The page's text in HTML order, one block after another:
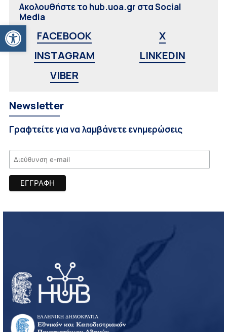
Ανοίξτε τη γραμμή εργαλείων
Ακολουθήστε το hub.uoa.gr στα Social
Media
FACEBOOK
X
INSTAGRAM
LINKEDIN
VIBER
Newsletter
Γραφτείτε για να λαμβάνετε ενημερώσεις